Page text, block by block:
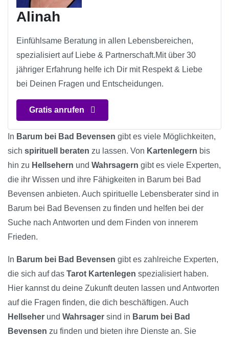
Alinah
Einfühlsame Beratung in allen Lebensbereichen,
spezialisiert auf Liebe & Partnerschaft.Mit über 30
jähriger Erfahrung helfe ich Dir mit Respekt & Liebe
bei Deinen Fragen und Entscheidungen.
Gratis anrufen
In Barum bei Bad Bevensen gibt es viele Möglichkeiten,
sich spirituell beraten zu lassen. Von Kartenlegern bis
hin zu Hellsehern und Wahrsagern gibt es viele Experten,
die ihr Wissen und ihre Fähigkeiten in Barum bei Bad
Bevensen anbieten. Auch spirituelle Lebensberater sind in
Barum bei Bad Bevensen zu finden und helfen bei der
Suche nach Antworten und dem Finden von innerem
Frieden.
In Barum bei Bad Bevensen gibt es zahlreiche Experten,
die sich auf das Tarot Kartenlegen spezialisiert haben.
Hier kannst du deine Zukunft deuten lassen und Antworten
auf die Fragen finden, die dich beschäftigen. Auch
Hellseher und Wahrsager sind in Barum bei Bad
Bevensen zu finden und bieten ihre Dienste an. Sie